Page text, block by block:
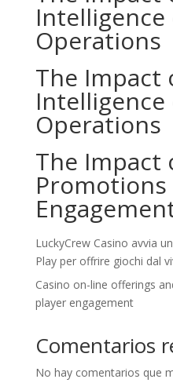
Intelligence
Operations
The Impact
Intelligence
Operations
The Impact
Promotions
LuckyCrew Casino avvia
Play per offrire giochi dal
Casino on-line offerings
player engagement
Comentarios
No hay comentarios que